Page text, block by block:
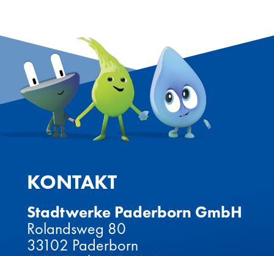
KONTAKT
Stadtwerke Paderborn GmbH
Rolandsweg 80
33102 Paderborn